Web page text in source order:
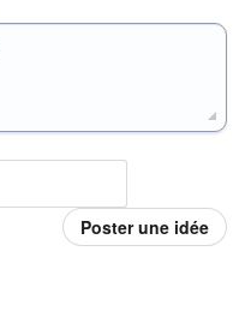
Poster une idée